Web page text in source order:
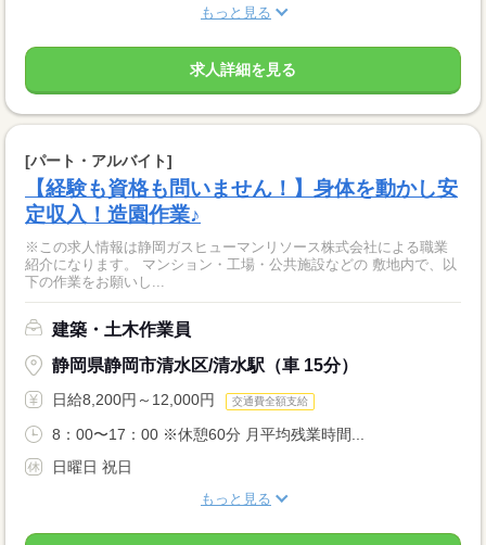
もっと見る
求人詳細を見る
[パート・アルバイト]
【経験も資格も問いません！】身体を動かし安
定収入！造園作業♪
※この求人情報は静岡ガスヒューマンリソース株式会社による職業
紹介になります。 マンション・工場・公共施設などの 敷地内で、以
下の作業をお願いし...
建築・土木作業員
静岡県静岡市清水区/清水駅（車 15分）
日給8,200円～12,000円 交通費全額支給
8：00〜17：00 ※休憩60分 月平均残業時間...
日曜日 祝日
もっと見る